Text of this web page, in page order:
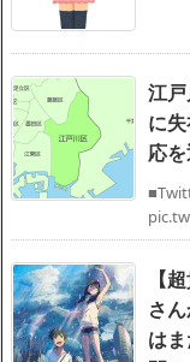
江
に
応
【
さ
は